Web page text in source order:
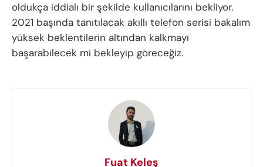
oldukça iddialı bir şekilde kullanıcılarını bekliyor.
2021 başında tanıtılacak akıllı telefon serisi bakalım
yüksek beklentilerin altından kalkmayı
başarabilecek mi bekleyip göreceğiz.
Fuat Keleş